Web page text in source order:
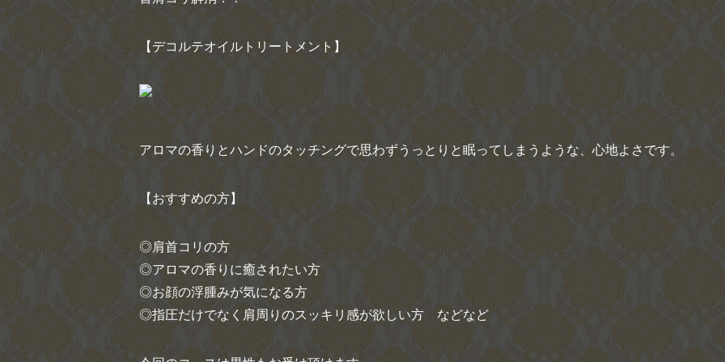
【デコルテオイルトリートメント】
アロマの香りとハンドのタッチングで思わずうっとりと眠ってしまうような、心地よさです。
【おすすめの方】
◎肩首コリの方
◎アロマの香りに癒されたい方
◎お顔の浮腫みが気になる方
◎指圧だけでなく肩周りのスッキリ感が欲しい方 などなど